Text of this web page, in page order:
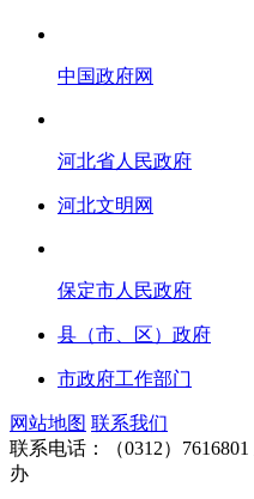
中国政府网
河北省人民政府
河北文明网
保定市人民政府
县（市、区）政府
市政府工作部门
网站地图 联系我们
联系电话：（0312）7616801
办